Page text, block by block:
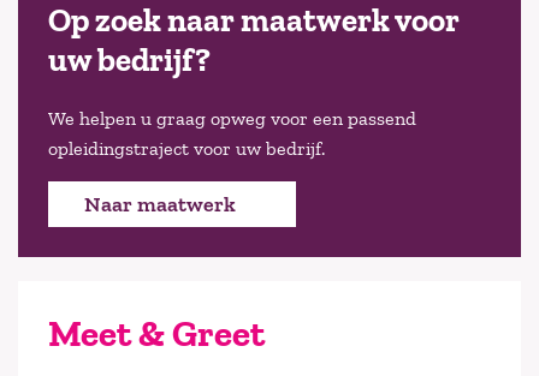
Op zoek naar maatwerk voor
uw bedrijf?
We helpen u graag opweg voor een passend
opleidingstraject voor uw bedrijf.
Naar maatwerk
Meet & Greet